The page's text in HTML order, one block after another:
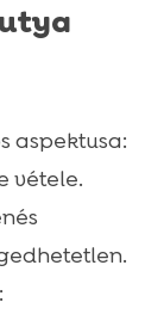
aspektusa:
vétele.